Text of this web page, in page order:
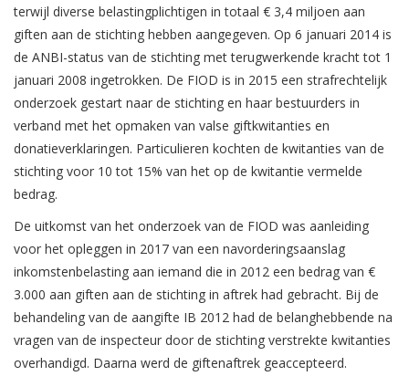
terwijl diverse belastingplichtigen in totaal € 3,4 miljoen aan
giften aan de stichting hebben aangegeven. Op 6 januari 2014 is
de ANBI-status van de stichting met terugwerkende kracht tot 1
januari 2008 ingetrokken. De FIOD is in 2015 een strafrechtelijk
onderzoek gestart naar de stichting en haar bestuurders in
verband met het opmaken van valse giftkwitanties en
donatieverklaringen. Particulieren kochten de kwitanties van de
stichting voor 10 tot 15% van het op de kwitantie vermelde
bedrag.
De uitkomst van het onderzoek van de FIOD was aanleiding
voor het opleggen in 2017 van een navorderingsaanslag
inkomstenbelasting aan iemand die in 2012 een bedrag van €
3.000 aan giften aan de stichting in aftrek had gebracht. Bij de
behandeling van de aangifte IB 2012 had de belanghebbende na
vragen van de inspecteur door de stichting verstrekte kwitanties
overhandigd. Daarna werd de giftenaftrek geaccepteerd.